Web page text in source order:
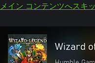
メイン コンテンツへスキ
Wizard